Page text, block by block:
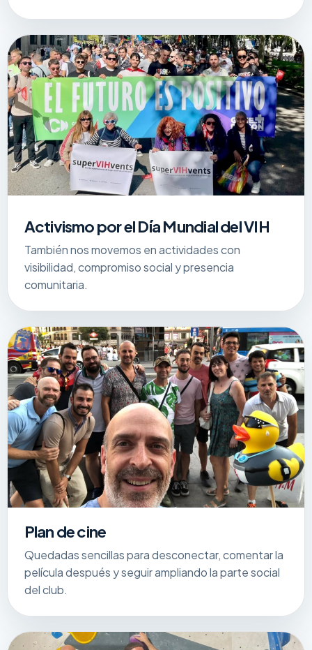
Activismo por el Día Mundial del VIH
También nos movemos en actividades con
visibilidad, compromiso social y presencia
comunitaria.
Plan de cine
Quedadas sencillas para desconectar, comentar la
película después y seguir ampliando la parte social
del club.